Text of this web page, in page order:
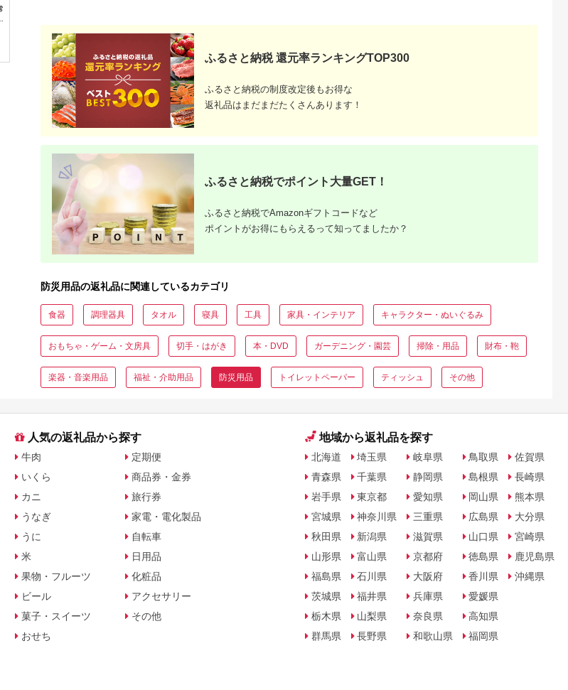
5.0
7,000円
5.0
15,000円
ガス ガス漏れ 感知 警
池式 自分で ガス漏れ
器 検知器 防災 グッズ
ー アイリスオーヤマ
ふるさと納税 還元率ランキングTOP300
ふるさと納税の制度改定後もお得な
返礼品はまだまだたくさんあります！
ふるさと納税でポイント大量GET！
ふるさと納税でAmazonギフトコードなど
ポイントがお得にもらえるって知ってましたか？
防災用品の返礼品に関連しているカテゴリ
食器 調理器具 タオル 寝具 工具 家具・インテリア キャラクター・ぬいぐるみ
おもちゃ・ゲーム・文房具 切手・はがき 本・DVD ガーデニング・園芸 掃除・用品 財布・鞄
楽器・音楽用品 福祉・介助用品 防災用品 トイレットペーパー ティッシュ その他
人気の返礼品から探す
牛肉
いくら
カニ
うなぎ
うに
米
果物・フルーツ
ビール
菓子・スイーツ
おせち
定期便
商品券・金券
旅行券
家電・電化製品
自転車
日用品
化粧品
アクセサリー
その他
地域から返礼品を探す
北海道
青森県
岩手県
宮城県
秋田県
山形県
福島県
茨城県
栃木県
群馬県
埼玉県
千葉県
東京都
神奈川県
新潟県
富山県
石川県
福井県
山梨県
長野県
岐阜県
静岡県
愛知県
三重県
滋賀県
京都府
大阪府
兵庫県
奈良県
和歌山県
鳥取県
島根県
岡山県
広島県
山口県
徳島県
香川県
愛媛県
高知県
福岡県
佐賀県
長崎県
熊本県
大分県
宮崎県
鹿児島県
沖縄県